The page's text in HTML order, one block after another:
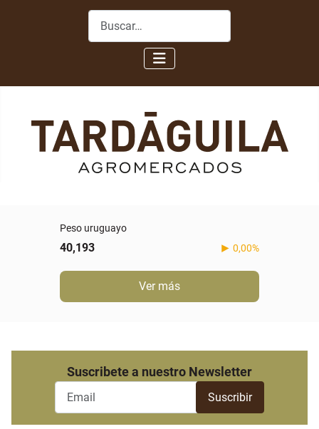
Buscar
Peso uruguayo
40,193 0,00%
Ver más
Suscribete a nuestro Newsletter